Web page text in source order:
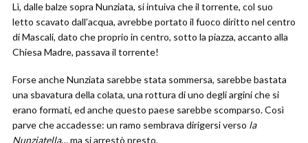
Lì, dalle balze sopra Nunziata, si intuiva che il torrente, col suo
letto scavato dall’acqua, avrebbe portato il fuoco diritto nel centro
di Mascali, dato che proprio in centro, sotto la piazza, accanto alla
Chiesa Madre, passava il torrente!
Forse anche Nunziata sarebbe stata sommersa, sarebbe bastata
una sbavatura della colata, una rottura di uno degli argini che si
erano formati, ed anche questo paese sarebbe scomparso. Così
parve che accadesse: un ramo sembrava dirigersi verso la
Nunziatella… ma si arrestò presto.